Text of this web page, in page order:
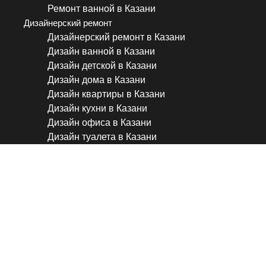
Ремонт ванной в Казани
Дизайнерский ремонт
Дизайнерский ремонт в Казани
Дизайн ванной в Казани
Дизайн детской в Казани
Дизайн дома в Казани
Дизайн квартиры в Казани
Дизайн кухни в Казани
Дизайн офиса в Казани
Дизайн туалета в Казани